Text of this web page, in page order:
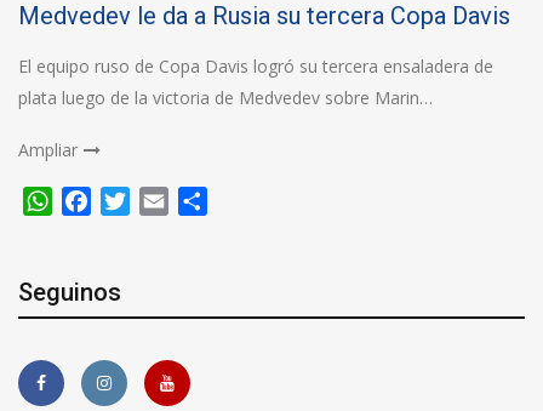
Medvedev le da a Rusia su tercera Copa Davis
El equipo ruso de Copa Davis logró su tercera ensaladera de
plata luego de la victoria de Medvedev sobre Marin…
Ampliar
WhatsApp
FacebookTwitter
Email
Seguinos